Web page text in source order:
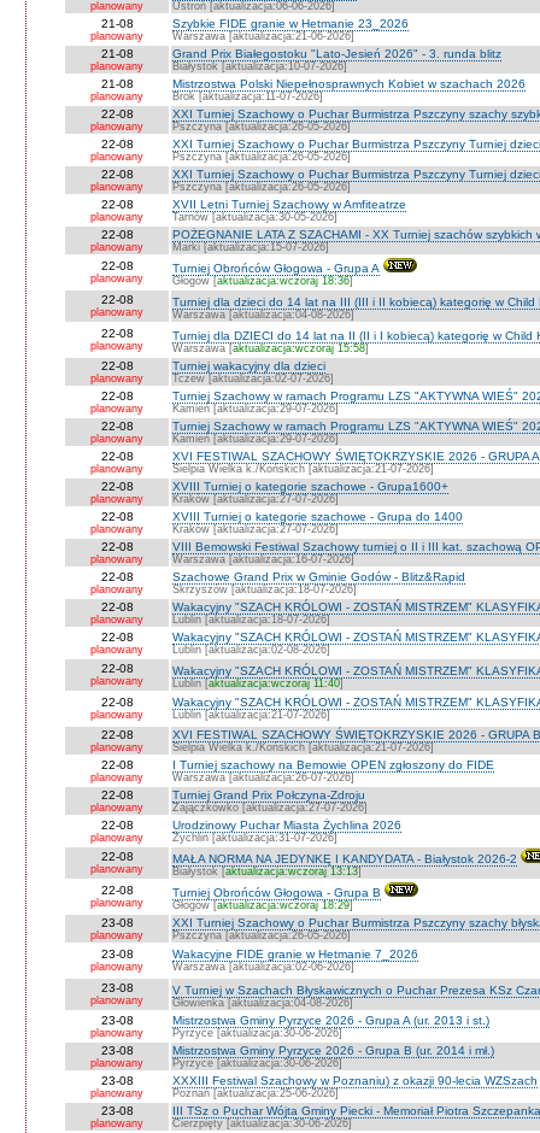
planowany Ustroń [aktualizacja:06-06-2026]
21-08
planowany
Szybkie FIDE granie w Hetmanie 23_2026
Warszawa [aktualizacja:21-06-2026]
21-08
planowany
Grand Prix Białegostoku "Lato-Jesień 2026" - 3. runda blitz
Białystok [aktualizacja:10-07-2026]
21-08
planowany
Mistrzostwa Polski Niepełnosprawnych Kobiet w szachach 2026
Brok [aktualizacja:11-07-2026]
22-08
planowany
XXI Turniej Szachowy o Puchar Burmistrza Pszczyny szachy
Pszczyna [aktualizacja:26-05-2026]
22-08
planowany
XXI Turniej Szachowy o Puchar Burmistrza Pszczyny Turniej
Pszczyna [aktualizacja:26-05-2026]
22-08
planowany
XXI Turniej Szachowy o Puchar Burmistrza Pszczyny Turniej
Pszczyna [aktualizacja:26-05-2026]
22-08
planowany
XVII Letni Turniej Szachowy w Amfiteatrze
Tarnów [aktualizacja:30-05-2026]
22-08
planowany
POŻEGNANIE LATA Z SZACHAMI - XX Turniej szachów szybkich
Marki [aktualizacja:15-07-2026]
22-08
planowany
Turniej Obrońców Głogowa - Grupa A
Głogów [aktualizacja:wczoraj 18:36]
22-08
planowany
Turniej dla dzieci do 14 lat na III (III i II kobiecą) kategorię w Child
Warszawa [aktualizacja:04-08-2026]
22-08
planowany
Turniej dla DZIECI do 14 lat na II (II i I kobiecą) kategorię w Child
Warszawa [aktualizacja:wczoraj 15:58]
22-08
planowany
Turniej wakacyjny dla dzieci
Tczew [aktualizacja:02-07-2026]
22-08
planowany
Turniej Szachowy w ramach Programu LZS "AKTYWNA WIEŚ"
Kamień [aktualizacja:29-07-2026]
22-08
planowany
Turniej Szachowy w ramach Programu LZS "AKTYWNA WIEŚ"
Kamień [aktualizacja:29-07-2026]
22-08
planowany
XVI FESTIWAL SZACHOWY ŚWIĘTOKRZYSKIE 2026 - GRUPA
Sielpia Wielka k./Końskich [aktualizacja:21-07-2026]
22-08
planowany
XVIII Turniej o kategorie szachowe - Grupa1600+
Kraków [aktualizacja:27-07-2026]
22-08
planowany
XVIII Turniej o kategorie szachowe - Grupa do 1400
Kraków [aktualizacja:27-07-2026]
22-08
planowany
VIII Bemowski Festiwal Szachowy turniej o II i III kat. szachową
Warszawa [aktualizacja:16-07-2026]
22-08
planowany
Szachowe Grand Prix w Gminie Godów - Blitz&Rapid
Skrzyszów [aktualizacja:18-07-2026]
22-08
planowany
Wakacyjny "SZACH KRÓLOWI - ZOSTAŃ MISTRZEM"
Lublin [aktualizacja:18-07-2026]
22-08
planowany
Wakacyjny "SZACH KRÓLOWI - ZOSTAŃ MISTRZEM"
Lublin [aktualizacja:02-08-2026]
22-08
planowany
Wakacyjny "SZACH KRÓLOWI - ZOSTAŃ MISTRZEM"
Lublin [aktualizacja:wczoraj 11:40]
22-08
planowany
Wakacyjny "SZACH KRÓLOWI - ZOSTAŃ MISTRZEM"
Lublin [aktualizacja:21-07-2026]
22-08
planowany
XVI FESTIWAL SZACHOWY ŚWIĘTOKRZYSKIE 2026 - GRUPA B
Sielpia Wielka k./Końskich [aktualizacja:21-07-2026]
22-08
planowany
I Turniej szachowy na Bemowie OPEN zgłoszony do FIDE
Warszawa [aktualizacja:26-07-2026]
22-08
planowany
Turniej Grand Prix Połczyna-Zdroju
Zajączkówko [aktualizacja:27-07-2026]
22-08
planowany
Urodzinowy Puchar Miasta Żychlina 2026
Żychlin [aktualizacja:31-07-2026]
22-08
planowany
MAŁA NORMA NA JEDYNKĘ I KANDYDATA - Białystok 2026-2
Białystok [aktualizacja:wczoraj 13:13]
22-08
planowany
Turniej Obrońców Głogowa - Grupa B
Głogów [aktualizacja:wczoraj 18:29]
23-08
planowany
XXI Turniej Szachowy o Puchar Burmistrza Pszczyny szachy
Pszczyna [aktualizacja:26-05-2026]
23-08
planowany
Wakacyjne FIDE granie w Hetmanie 7_2026
Warszawa [aktualizacja:02-06-2026]
23-08
planowany
V Turniej w Szachach Błyskawicznych o Puchar Prezesa KSz
Głowienka [aktualizacja:04-08-2026]
23-08
planowany
Mistrzostwa Gminy Pyrzyce 2026 - Grupa A (ur. 2013 i st.)
Pyrzyce [aktualizacja:30-06-2026]
23-08
planowany
Mistrzostwa Gminy Pyrzyce 2026 - Grupa B (ur. 2014 i mł.)
Pyrzyce [aktualizacja:30-06-2026]
23-08
planowany
XXXIII Festiwal Szachowy w Poznaniu) z okazji 90-lecia WZSzach
Poznań [aktualizacja:25-06-2026]
23-08
planowany
III TSz o Puchar Wójta Gminy Piecki - Memoriał Piotra
Cierzpięty [aktualizacja:30-06-2026]